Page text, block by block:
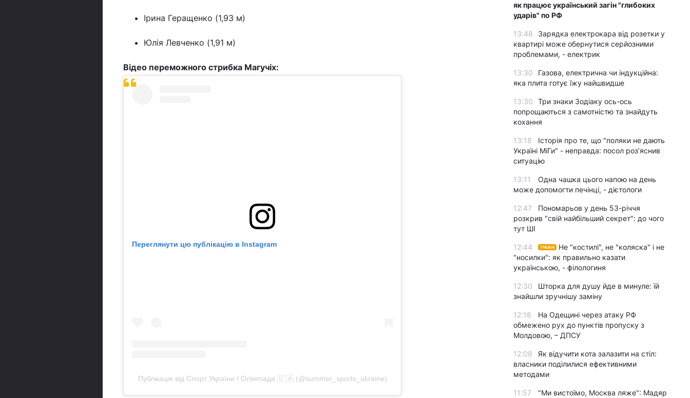
Ірина Геращенко (1,93 м)
Юлія Левченко (1,91 м)
Відео переможного стрибка Магучіх:
Переглянути цю публікацію в Instagram
Публікація від Спорт України / Олімпіада 🇺 🇦 (@summer_sports_ukraine)
як працює український загін "глибоких
ударів" по РФ
13:48
Зарядка електрокара від розетки у
квартирі може обернутися серйозними
проблемами, - електрик
13:30
Газова, електрична чи індукційна:
яка плита готує їжу найшвидше
13:30
Три знаки Зодіаку ось-ось
попрощаються з самотністю та знайдуть
кохання
13:18
Історія про те, що "поляки не дають
Україні МіГи" - неправда: посол роз’яснив
ситуацію
13:11
Одна чашка цього напою на день
може допомогти печінці, - дієтологи
12:47
Пономарьов у день 53-річчя
розкрив "свій найбільший секрет": до чого
тут ШІ
12:44 УНІАН
Не "костилі", не "коляска" і не
"носилки": як правильно казати
українською, - філологиня
12:30
Шторка для душу йде в минуле: їй
знайшли зручнішу заміну
12:18
На Одещині через атаку РФ
обмежено рух до пунктів пропуску з
Молдовою, – ДПСУ
12:08
Як відучити кота залазити на стіл:
власники поділилися ефективними
методами
11:57
"Ми вистоїмо, Москва ляже": Мадяр